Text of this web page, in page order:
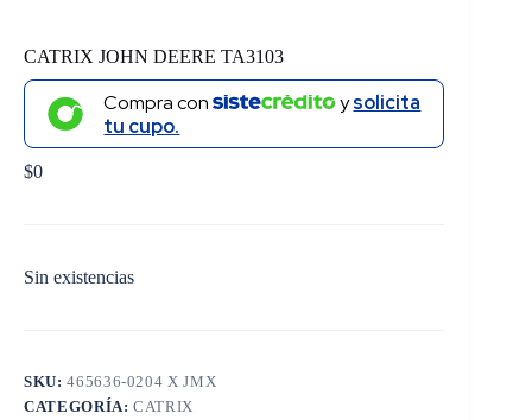
CATRIX JOHN DEERE TA3103
Compra con ysolicita
tu cupo.
$0
Sin existencias
SKU:465636-0204 X JMX
CATEGORÍA:CATRIX